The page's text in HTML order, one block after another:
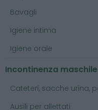
Bavagli
Igiene intima
Igiene orale
Incontinenza
Cateteri, sacche urina,
Ausili per allettati